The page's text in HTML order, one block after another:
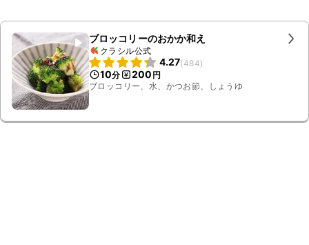
ブロッコリーのおかか和え
クラシル公式
4.27(484)
10分 200 円
ブロッコリー、水、かつお節、しょうゆ